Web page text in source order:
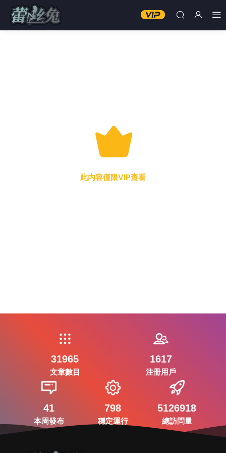
此内容僅限VIP查看
31965
文章數目
1617
注冊用戶
41
本周發布
798
穩定運行
5126918
總訪問量